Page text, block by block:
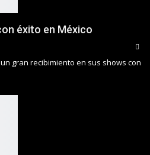
éxito en México
gran recibimiento en sus shows con